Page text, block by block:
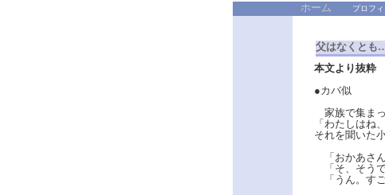
ホーム プロフ
父はなくとも
本文より抜粋
●カバ似
家族で集まっ
「わたしはね
それを聞いた
「おかあさん
「そ、そう
「うん。す